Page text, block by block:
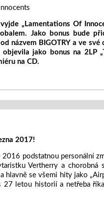
„Lamentations Of
Jako bonus bude
názvem BIGOTRY a ve své
jako bonus na 2LP
na CD.
2017!
2016 podstatnou personální
Vertherry a chorobná
hlavně se všemi hity jako
27 letou historií a netřeba